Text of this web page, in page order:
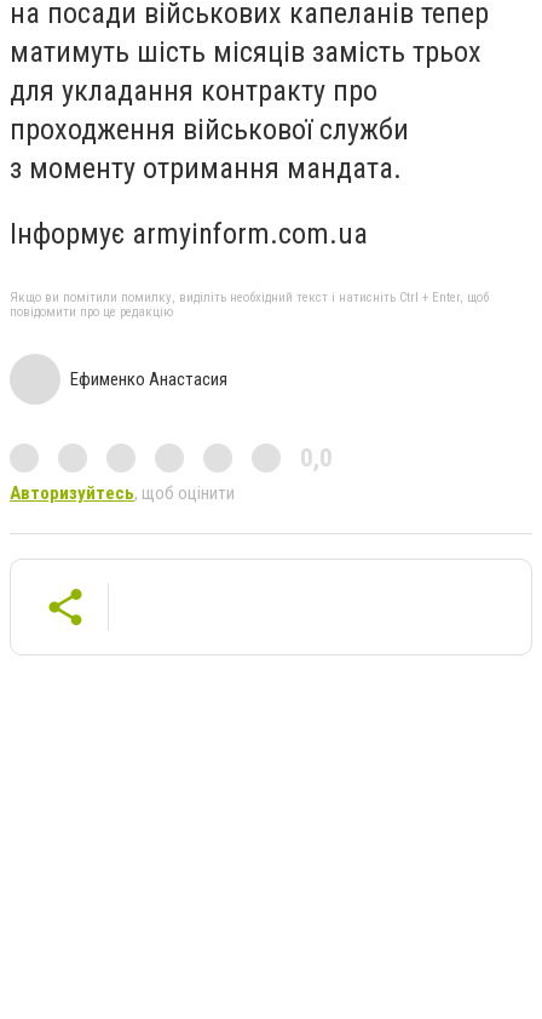
на посади військових капеланів тепер
матимуть шість місяців замість трьох
для укладання контракту про
проходження військової служби
з моменту отримання мандата.
Інформує armyinform.com.ua
Якщо ви помітили помилку, виділіть необхідний текст і натисніть Ctrl + Enter, щоб
повідомити про це редакцію
Ефименко Анастасия
0,0
Авторизуйтесь, щоб оцінити